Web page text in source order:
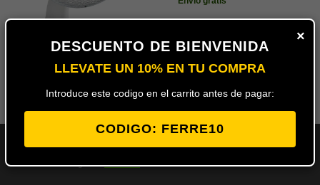
al
© 2024 - 2026 Ferretería Los Ángeles
Con la tecnología deWebador
×
DESCUENTO DE BIENVENIDA
LLEVATE UN 10% EN TU COMPRA
Introduce este codigo en el carrito antes de pagar:
CODIGO: FERRE10